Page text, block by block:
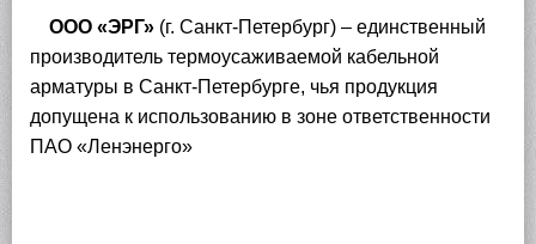
ООО «ЭРГ» (г. Санкт-Петербург) – единственный
производитель термоусаживаемой кабельной
арматуры в Санкт-Петербурге, чья продукция
допущена к использованию в зоне ответственности
ПАО «Ленэнерго»